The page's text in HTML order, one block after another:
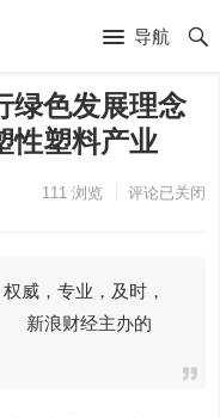
导航
绿色发展理念
性塑料产业
111浏览 评论已关闭
威，专业，及时，
新浪财经主办的